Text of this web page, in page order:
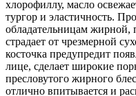
хлорофиллу, масло
тургор и эластичность.
обладательницам жирной,
страдает от чрезмерной
косточка предупредит
лице, сделает широкие
пресловутого жирного
отлично впитывается и